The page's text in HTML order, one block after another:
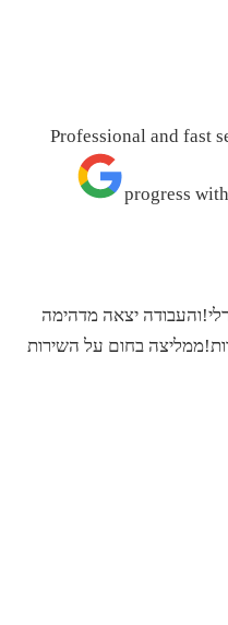
Professional and fast
progress
יצאה מדהימה
בחום על השירות